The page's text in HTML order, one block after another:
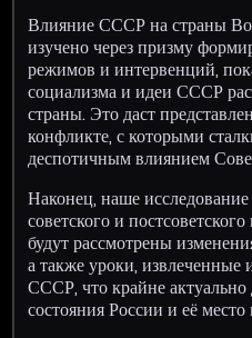
Влияние СССР на страны
изучено через призму
режимов и интервенций,
социализма и идеи СССР
страны. Это даст
конфликте, с которыми
деспотичным влиянием
Наконец, наше
советского и
будут рассмотрены
а также уроки, извлеченные
СССР, что крайне
состояния России и её